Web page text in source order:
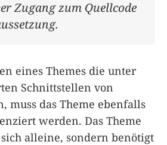
Zugang zum Quellcode
eines Themes die unter
Schnittstellen von
muss das Theme ebenfalls
werden. Das Theme
alleine, sondern benötigt